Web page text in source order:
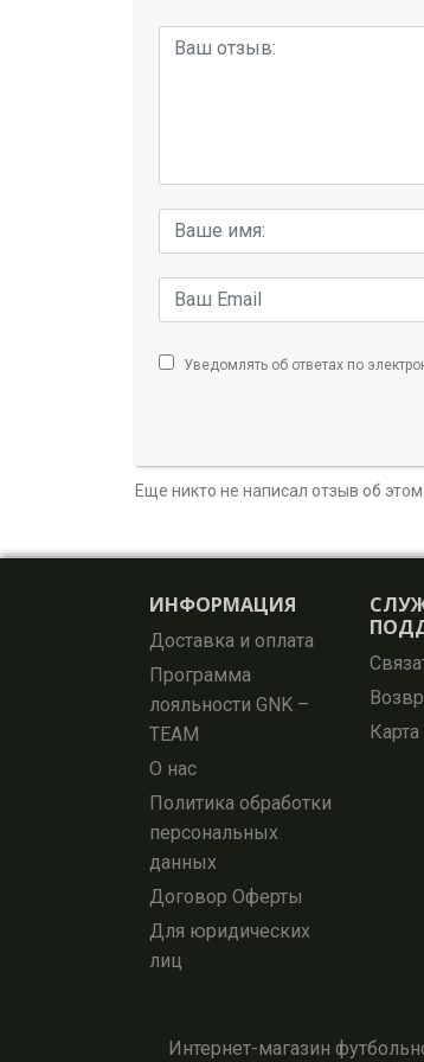
Уведомлять об ответах по
Еще никто не написал отзыв об
ИНФОРМАЦИЯ
Доставка и оплата
Программа
лояльности GNK –
TEAM
О нас
Политика обработки
персональных
данных
Договор Оферты
Для юридических
лиц
Карта
Интернет-магазин